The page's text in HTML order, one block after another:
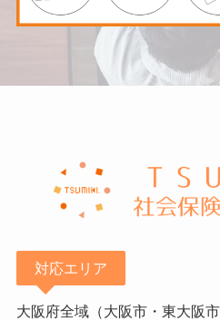
対応エリア
大阪府全域（大阪市・東大阪